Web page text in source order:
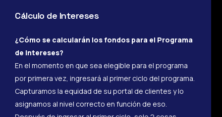
Cálculo de Intereses
¿Cómo se calcularán los fondos para el Programa
de Intereses?
En el momento en que sea elegible para el programa
por primera vez, ingresará al primer ciclo del programa.
Capturamos la equidad de su portal de clientes y lo
asignamos al nivel correcto en función de eso.